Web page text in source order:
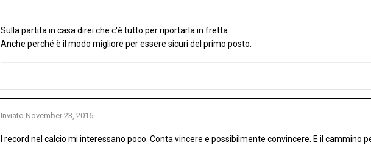
Sulla partita in casa direi che c'è tutto per riportarla in fretta.
Anche perché è il modo migliore per essere sicuri del primo posto.
Inviato November 23, 2016
I record nel calcio mi interessano poco. Conta vincere e possibilmente convincere. E il cammino